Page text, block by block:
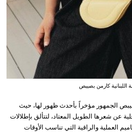
اللبنانية كارمن بصيبص
الجمهور مؤخراً بأحدث ظهور لها، حيث
عن شعرها الطويل المعتاد، لتتألق بإطلالات
العملية والراقية التي تناسب الأوقات